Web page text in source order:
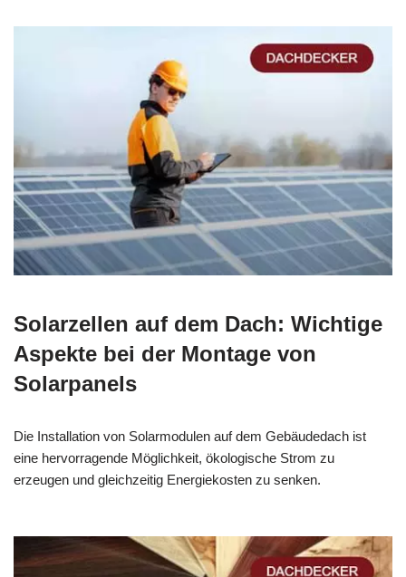
Solarzellen auf dem Dach: Wichtige
Aspekte bei der Montage von
Solarpanels
Die Installation von Solarmodulen auf dem Gebäudedach ist
eine hervorragende Möglichkeit, ökologische Strom zu
erzeugen und gleichzeitig Energiekosten zu senken.